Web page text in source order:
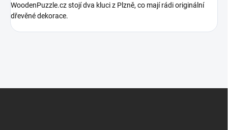
WoodenPuzzle.cz stojí dva kluci z Plzně, co mají rádi originální
dřevěné dekorace.